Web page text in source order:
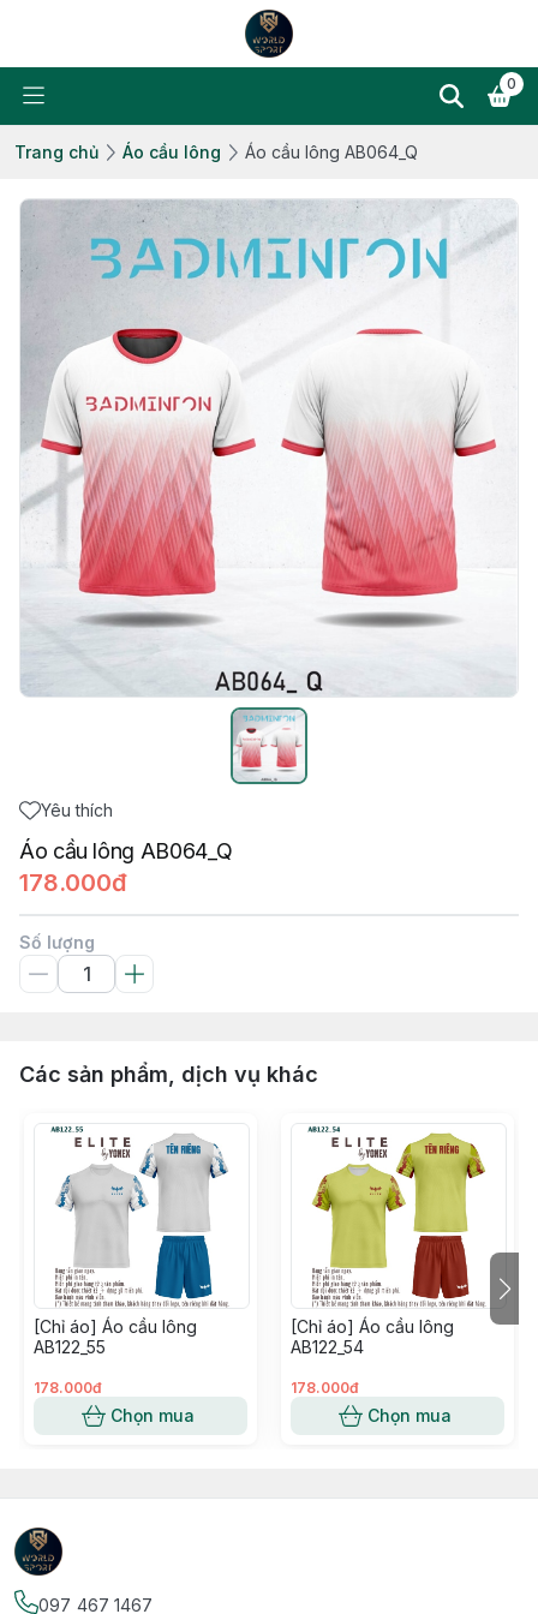
0
Trang chủ Áo cầu lông Áo cầu lông AB064_Q
Yêu thích
Áo cầu lông AB064_Q
178.000đ
Số lượng
Các sản phẩm, dịch vụ khác
[Chỉ áo] Áo cầu lông
AB122_55
178.000đ
Chọn mua
[Chỉ áo] Áo cầu lông
AB122_54
178.000đ
Chọn mua
097 467 1467